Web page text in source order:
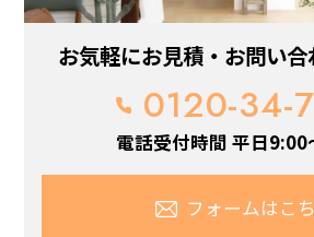
お気軽にお見積・お問い
0120-34-
電話受付時間 平日
フォームはこ